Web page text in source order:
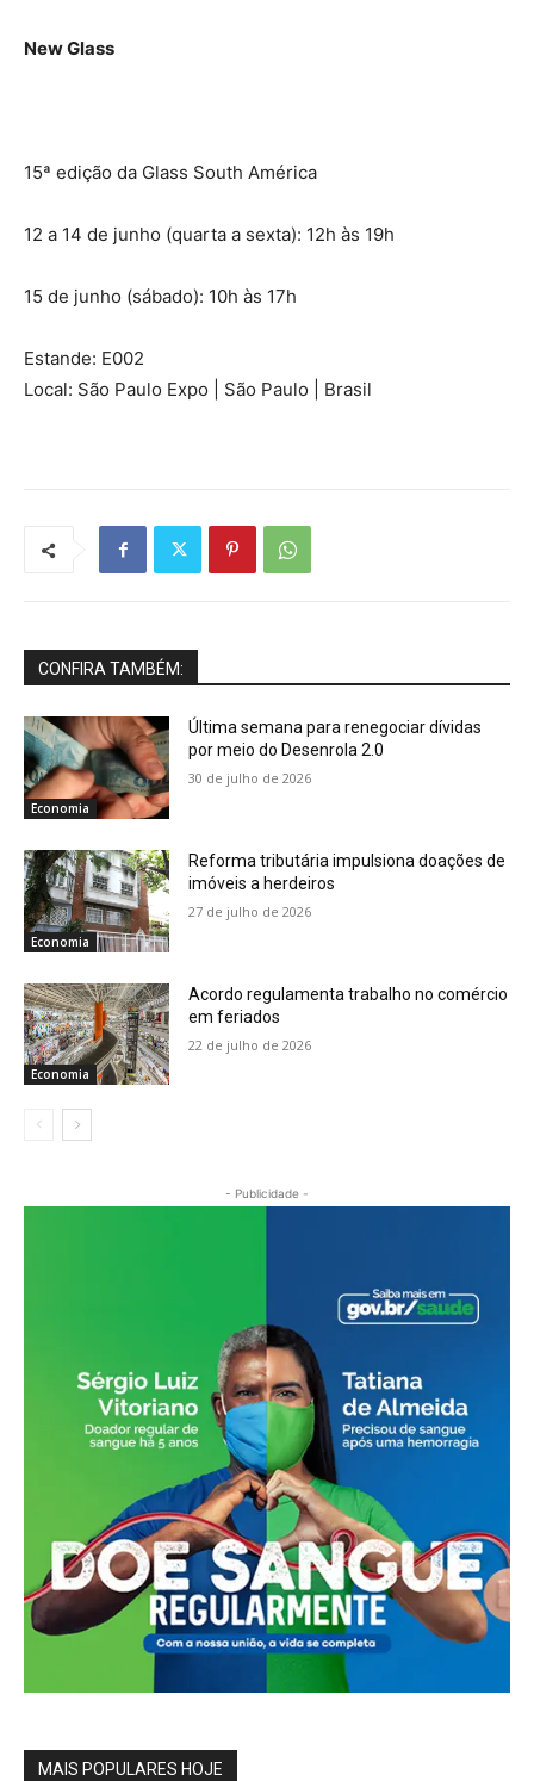
New Glass
15ª edição da Glass South América
12 a 14 de junho (quarta a sexta): 12h às 19h
15 de junho (sábado): 10h às 17h
Estande: E002
Local: São Paulo Expo | São Paulo | Brasil
CONFIRA TAMBÉM:
Economia
Última semana para renegociar dívidas
por meio do Desenrola 2.0
30 de julho de 2026
Economia
Reforma tributária impulsiona doações de
imóveis a herdeiros
27 de julho de 2026
Economia
Acordo regulamenta trabalho no comércio
em feriados
22 de julho de 2026
- Publicidade -
MAIS POPULARES HOJE